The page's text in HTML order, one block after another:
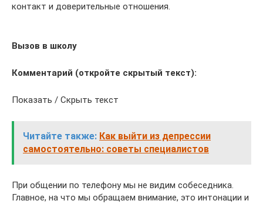
контакт и доверительные отношения.
Вызов в школу
Комментарий (откройте скрытый текст):
Показать / Скрыть текст
Читайте также: Как выйти из депрессии
самостоятельно: советы специалистов
При общении по телефону мы не видим собеседника.
Главное, на что мы обращаем внимание, это интонации и